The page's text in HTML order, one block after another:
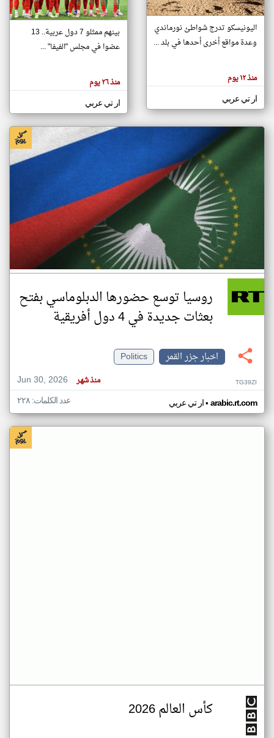
تغيير الدولة
اخبار جزر القمر على مدار الساعة
أهم اخبار جزر القمر العاجلة والمباشرة
هنا عن
وجهة
كاتبيها.
اليونيسكو تدرج شواطئ نورماندي
وعدة مواقع أخرى أحدها في بلد ...
منذ ١٢ يوم
ار تي عربي
بينهم ممثلو 7 دول عربية.. 13
عضوا في مجلس "الفيفا" ...
منذ ٢٦ يوم
ار تي عربي
روسيا توسع حضورها الدبلوماسي بفتح
بعثات جديدة في 4 دول أفريقية
اخبار جزر القمر
Politics
Jun 30, 2026
منذ شهر TG39ZI
ار تي عربي• arabic.rt.com عدد الكلمات: ٢٢٨
كأس العالم 2026
klyoum.com